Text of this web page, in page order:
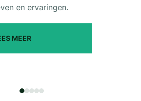
en ervaringen.
MEER